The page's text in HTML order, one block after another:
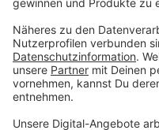
Schon im vergangenen
Mann vom Amtsgericht
Freiheitsstrafe von
verurteilt. Die Strafe
Delikten zusammen,
Gerichtssprecher. Unter
wegen Beleidigungen,